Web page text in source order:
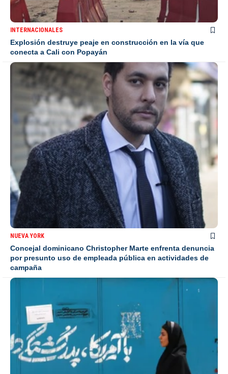
INTERNACIONALES
Explosión destruye peaje en construcción en la vía que
conecta a Cali con Popayán
NUEVA YORK
Concejal dominicano Christopher Marte enfrenta denuncia
por presunto uso de empleada pública en actividades de
campaña